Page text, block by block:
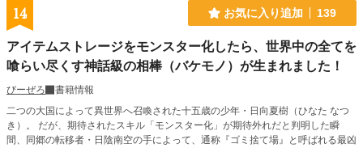
た『純白の剣』を握りしめ、故郷を後にする。 「憎まない
で」という彼女の最期の願いを胸に抱きながら、皮肉にも彼
「偽悪者」として振る舞う修羅の道を選んでいく。 ​漆黒の憎
悪を纏い、純白の剣を振るう。 これは、誰よりも優しい無能
で哀しいダークヒーローの物語。
14 お気に入り追加 139
アイテムストレージをモンスター化したら、世界中の全てを
喰らい尽くす神話級の相棒（バケモノ）が生まれました！
びーぜろ
書籍情報
二つの大国によって異世界へ召喚された十五歳の少年・日向夏樹（ひなた なつ
き）。 だが、期待されたスキル「モンスター化」が期待外れだと判明した瞬
間、同郷の転移者・日陰南空の手によって、通称『ゴミ捨て場』と呼ばれる最凶